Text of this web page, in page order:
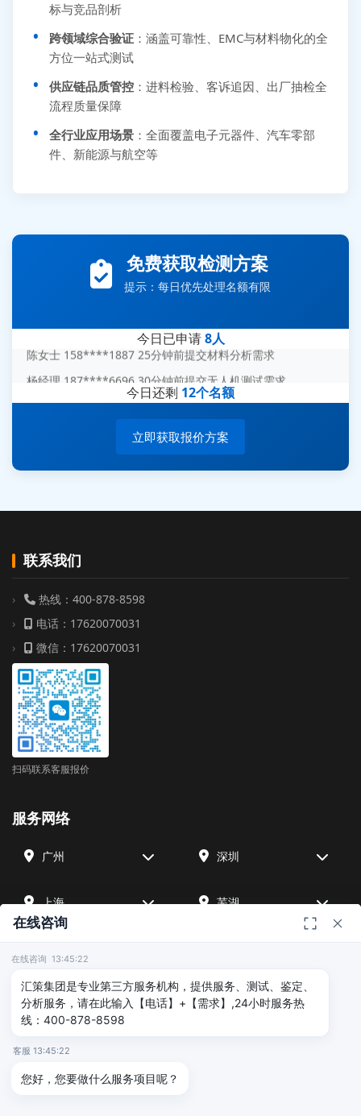
标与竞品剖析
跨领域综合验证 ：涵盖可靠性、EMC与材料物化的全
方位一站式测试
供应链品质管控 ：进料检验、客诉追因、出厂抽检全
流程质量保障
全行业应用场景 ：全面覆盖电子元器件、汽车零部
件、新能源与航空等
免费获取检测方案
提示：每日优先处理名额有限
今日已申请8人
李女士 159****5393 3分钟前提交可靠性测试需求
王经理 186****9012 7分钟前提交并网/涉网试验需求
赵总 135****7688 12分钟前提交芯片失效分析需求
陈女士 158****1887 25分钟前提交材料分析需求
杨经理 187****6696 30分钟前提交无人机测试需求
周总 136****0539 35分钟前提交机器人测试需求
今日还剩 12个名额
立即获取报价方案
联系我们
热线：400-878-8598
电话：17620070031
微信：17620070031
扫码联系客服报价
服务网络
广州 深圳
上海 芜湖
北京 武汉
友情链接
广州海沣检测 汇策可靠性检测
在线咨询
在线咨询 13:45:22
汇策集团是专业第三方服务机构，提供服务、测试、鉴定、
分析服务，请在此输入【电话】+【需求】,24小时服务热
线：400-878-8598
客服 13:45:22
您好，您要做什么服务项目呢？